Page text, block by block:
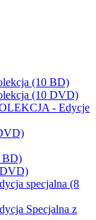
(10 BD)
(10 DVD)
- Edycje
BD)
specjalna (8
Specjalna z